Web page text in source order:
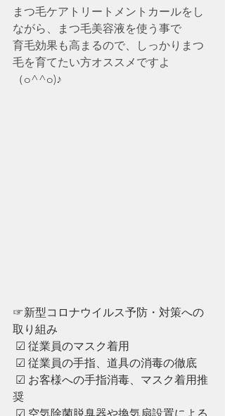
まつ毛ケアトリートメントカールをし
ながら、まつ毛美容液を使う事で
育毛効果も高まるので、しっかりまつ
毛を育てたい方オススメですよ
（o^^o)♪
☞新型コロナウイルス予防・対策への
取り組み
☑︎ 従業員のマスク着用
☑︎ ︎従業員の手指、道具の消毒の徹底
奨